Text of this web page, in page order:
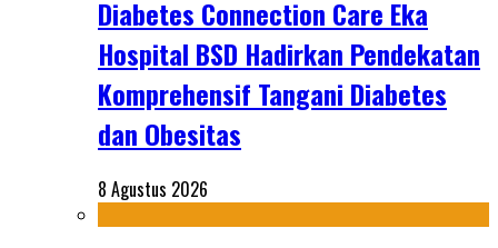
Diabetes Connection Care Eka
Hospital BSD Hadirkan Pendekatan
Komprehensif Tangani Diabetes
dan Obesitas
8 Agustus 2026